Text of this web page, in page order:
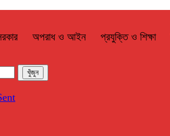
অপরাধ ও আইন প্রযুক্তি ও শিক্ষা